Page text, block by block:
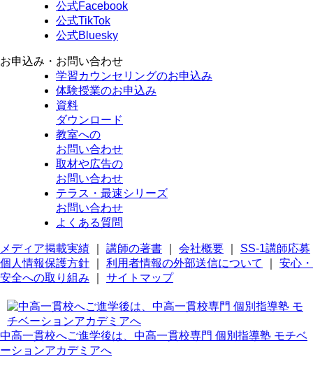
公式Facebook
公式TikTok
公式Bluesky
お申込み・お問い合わせ
学習カウンセリングのお申込み
体験授業のお申込み
資料
ダウンロード
教室への
お問い合わせ
取材や広告の
お問い合わせ
テラス・最速シリーズ
お問い合わせ
よくある質問
メディア掲載実績 講師の著書 会社概要
SS-1講師応募
個人情報保護方針
利用者情報の外部送信について
安心・
安全への取り組み
サイトマップ
中高一貫校へご進学後は、中高一貫校専門 個別指導塾 モチベ
ーションアカデミアへ